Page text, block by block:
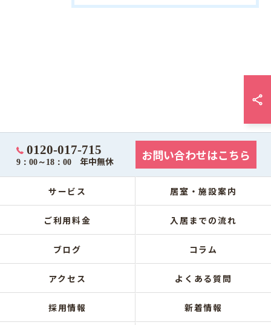
0120-017-715
9：00～18：00 年中無休 お問い合わせはこちら
サービス 居室・施設案内
ご利用料金 入居までの流れ
ブログ コラム
アクセス よくある質問
採用情報 新着情報